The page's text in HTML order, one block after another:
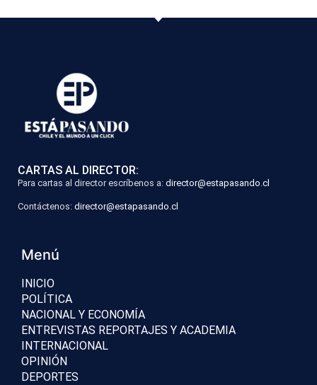
CARTAS AL DIRECTOR:
Para cartas al director escríbenos a: director@estapasando.cl
Contáctenos: director@estapasando.cl
Menú
INICIO
POLÍTICA
NACIONAL Y ECONOMÍA
ENTREVISTAS REPORTAJES Y ACADEMIA
INTERNACIONAL
OPINIÓN
DEPORTES